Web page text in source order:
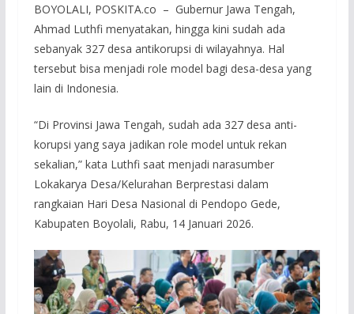
BOYOLALI, POSKITA.co – Gubernur Jawa Tengah,
Ahmad Luthfi menyatakan, hingga kini sudah ada
sebanyak 327 desa antikorupsi di wilayahnya. Hal
tersebut bisa menjadi role model bagi desa-desa yang
lain di Indonesia.
“Di Provinsi Jawa Tengah, sudah ada 327 desa anti-
korupsi yang saya jadikan role model untuk rekan
sekalian,” kata Luthfi saat menjadi narasumber
Lokakarya Desa/Kelurahan Berprestasi dalam
rangkaian Hari Desa Nasional di Pendopo Gede,
Kabupaten Boyolali, Rabu, 14 Januari 2026.